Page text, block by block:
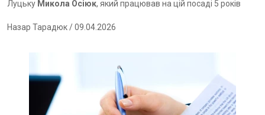
Луцьку Микола Осіюк, який працював на цій посаді 5 років
Назар Тарадюк/ 09.04.2026